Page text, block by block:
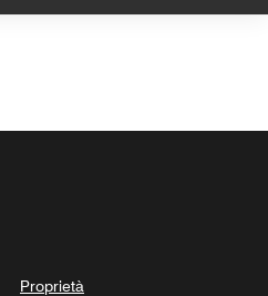
Proprietà